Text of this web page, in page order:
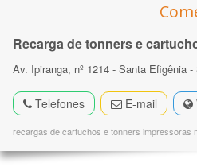
Recarga de tonners e
Av. Ipiranga, nº 1214 - Santa Efigênia
Telefones E-mail
recargas de cartuchos e tonners impressoras